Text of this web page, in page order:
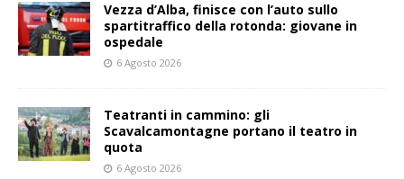
Vezza d’Alba, finisce con l’auto sullo
spartitraffico della rotonda: giovane in
ospedale
6 Agosto 2026
Teatranti in cammino: gli
Scavalcamontagne portano il teatro in
quota
6 Agosto 2026